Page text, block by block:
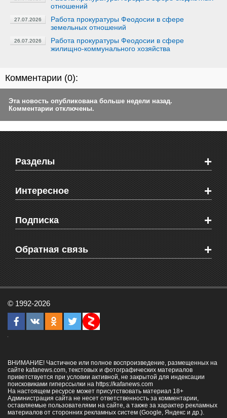
отношений
27.07.2026
Работа прокуратуры Феодосии в сфере
земельных отношений
26.07.2026
Работа прокуратуры Феодосии в сфере
жилищно-коммунального хозяйства
Комментарии (0):
Эта новость опубликована больше недели назад.
Комментарии отключены.
Разделы +
Новости Феодосии
Новости Крыма
Мировые новости
Объявления
Здоровье
СМС мнения читателей
Интересное +
Видео о Феодосии
Веб-камеры Феодосии
Блоги феодосийцев
Школы Феодосии
Подписка +
Печатная версия газеты "Кафа"
RSS
Обратная связь +
Рекламодателям
Контактная информация
© 1992-2026
ВНИМАНИЕ! Частичное или полное воспроизведение, размещенных на
сайте kafanews.com, текстовых и фотографических материалов
приветствуется при условии активной, не закрытой для индексации
поисковиками гиперссылки на https://kafanews.com
На настоящем ресурсе может присутствовать материал 18+
Администрация сайта не несет ответственность за комментарии,
оставляемые пользователями на сайте, а также за характер рекламных
материалов от сторонних рекламных систем (Google, Яндекс и др.).